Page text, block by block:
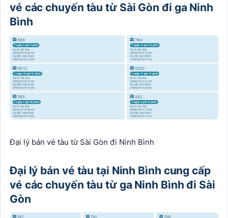
vé các chuyến tàu từ Sài Gòn đi ga Ninh
Bình
Đại lý bán vé tàu từ Sài Gòn đi Ninh Bình
Đại lý bán vé tàu tại Ninh Bình cung cấp
vé các chuyến tàu từ ga Ninh Bình đi Sài
Gòn